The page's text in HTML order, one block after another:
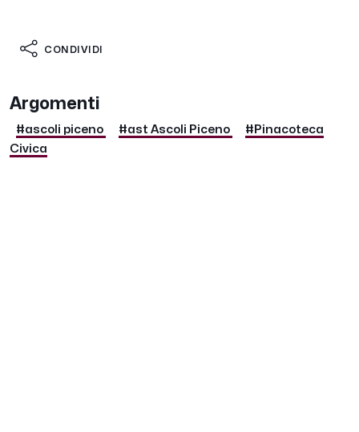
CONDIVIDI
Argomenti
#ascoli piceno #ast Ascoli Piceno
#Pinacoteca
Civica